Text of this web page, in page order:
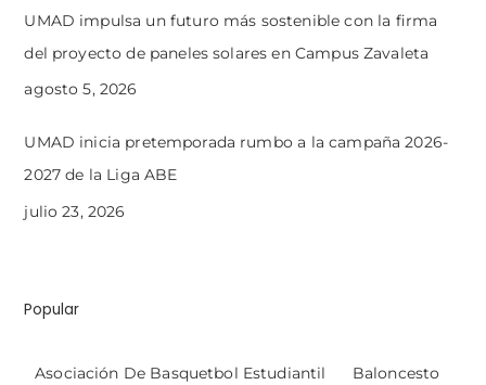
UMAD impulsa un futuro más sostenible con la firma
del proyecto de paneles solares en Campus Zavaleta
agosto 5, 2026
UMAD inicia pretemporada rumbo a la campaña 2026-
2027 de la Liga ABE
julio 23, 2026
Popular
Asociación De Basquetbol Estudiantil Baloncesto